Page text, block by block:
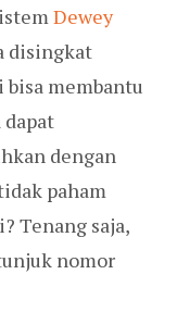
Dewey
disingkat
bisa membantu
dengan
paham
Tenang saja,
nomor